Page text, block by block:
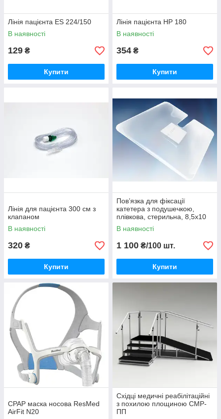
Лінія пацієнта ES 224/150
В наявності
129 ₴
Купити
Лінія пацієнта HP 180
В наявності
354 ₴
Купити
Лінія для пацієнта 300 см з
клапаном
В наявності
320 ₴
Купити
Пов’язка для фіксації
катетера з подушечкою,
плівкова, стерильна, 8,5х10
см (100 шт)
В наявності
1 100 ₴/100 шт.
Купити
CPAP маска носова ResMed
AirFit N20
Східці медичні реабілітаційні
з похилою площиною СМР-
ПП